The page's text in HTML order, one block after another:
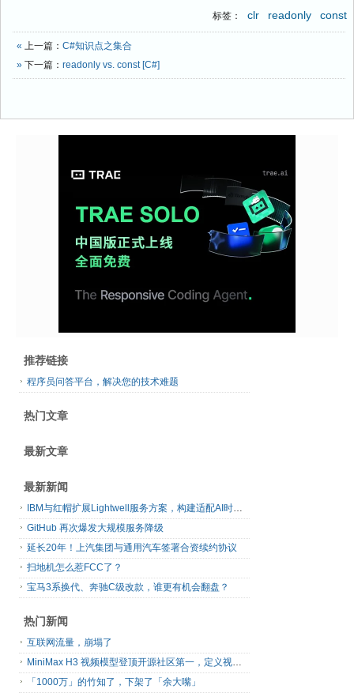
标签： clr readonly const
« 上一篇： C#知识点之集合
» 下一篇： readonly vs. const [C#]
推荐链接
程序员问答平台，解决您的技术难题
热门文章
最新文章
最新新闻
IBM与红帽扩展Lightwell服务方案，构建适配AI时代开源生态的可信基础设施
GitHub 再次爆发大规模服务降级
延长20年！上汽集团与通用汽车签署合资续约协议
扫地机怎么惹FCC了？
宝马3系换代、奔驰C级改款，谁更有机会翻盘？
热门新闻
互联网流量，崩塌了
MiniMax H3 视频模型登顶开源社区第一，定义视频模型领域“斩杀线”
「1000万」的竹知了，下架了「余大嘴」